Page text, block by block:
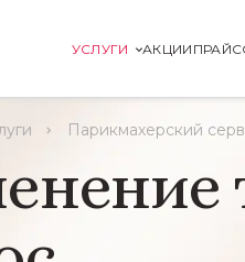
УСЛУГИ АКЦИИ ПРАЙС
Парикмахерский